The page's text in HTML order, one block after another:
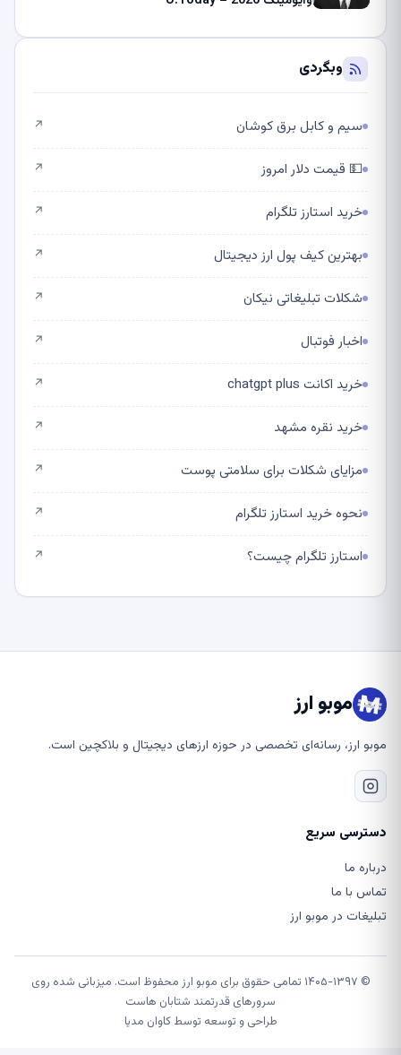
وبگردی
سیم و کابل برق کوشان
💵 قیمت دلار امروز
خرید استارز تلگرام
بهترین کیف پول ارز دیجیتال
شکلات تبلیغاتی نیکان
اخبار فوتبال
خرید اکانت chatgpt plus
خرید نقره مشهد
مزایای شکلات برای سلامتی پوست
نحوه خرید استارز تلگرام
استارز تلگرام چیست؟
موبو ارز
ارز، رسانه‌ای تخصصی در حوزه ارزهای دیجیتال و بلاکچین است.
سریع
ما
با ما
در موبو ارز
© ۱۴۰۵-۱۳۹۷ تمامی حقوق برای موبو ارز محفوظ است. میزبانی شده روی
سرورهای قدرتمند شتابان هاست
طراحی و توسعه توسطکاوان مدیا